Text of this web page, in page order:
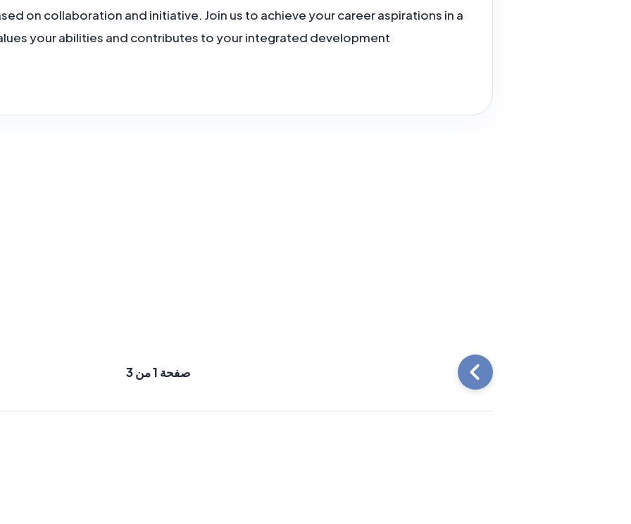
on collaboration and initiative. Join us to achieve your career aspirations in a
your abilities and contributes to your integrated development.
صفحة 1 من 3